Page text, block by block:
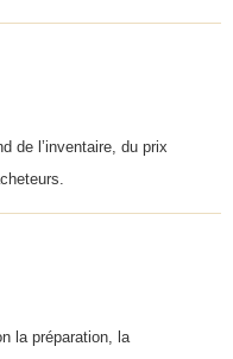
de l’inventaire, du prix
la préparation, la